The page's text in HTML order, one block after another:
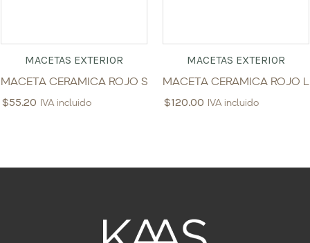
MACETAS EXTERIOR
MACETA CERAMICA ROJO S
$55.20 IVA incluido
MACETAS EXTERIOR
MACETA CERAMICA ROJO L
$120.00 IVA incluido